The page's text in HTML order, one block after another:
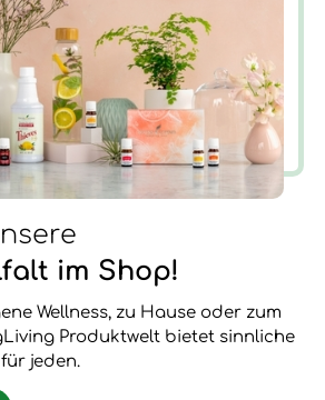
im Shop!
Wellness, zu Hause oder zum
Produktwelt bietet sinnliche
jeden.